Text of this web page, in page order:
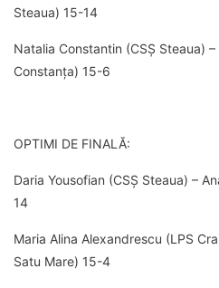
Steaua) 15-14
Natalia Constantin (CSȘ Steaua) –
Constanța) 15-6
OPTIMI DE FINALĂ:
Daria Yousofian (CSȘ Steaua) –
14
Maria Alina Alexandrescu (LPS
Satu Mare) 15-4